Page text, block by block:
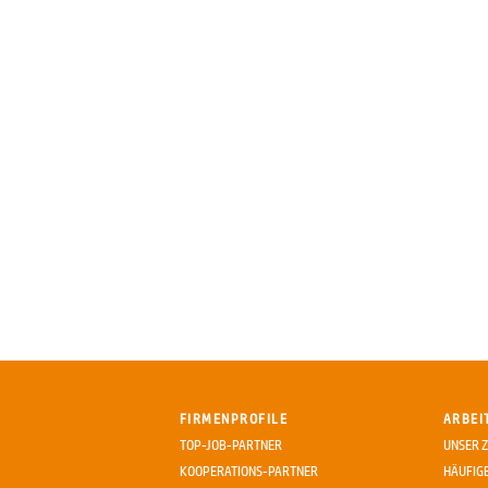
FIRMENPROFILE
TOP-JOB-PARTNER
KOOPERATIONS-PARTNER
UNSER